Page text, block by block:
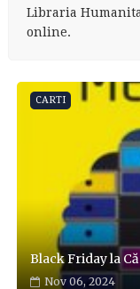
Libraria
online.
CARTI
Black Friday la
Nov 06, 2024